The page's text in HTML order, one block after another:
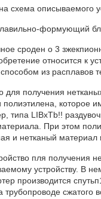
схема описываемого
формующий
сроден о 3
относится к
из расплавов
для получения
полиэтилена, которое
типа LIBxTb!!
При этом
и нетканый материал
пля получения
устройству. В
производится
трубопроводе